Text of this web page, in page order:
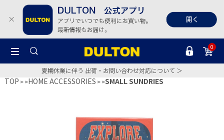
0
夏期休業に伴う 出荷・お問い合わせ対応について ＞
TOP >HOME ACCESSORIES >SMALL SUNDRIES